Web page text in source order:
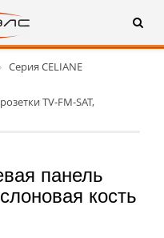
Серия CELIANE
TV-FM-SAT,
панель
кость